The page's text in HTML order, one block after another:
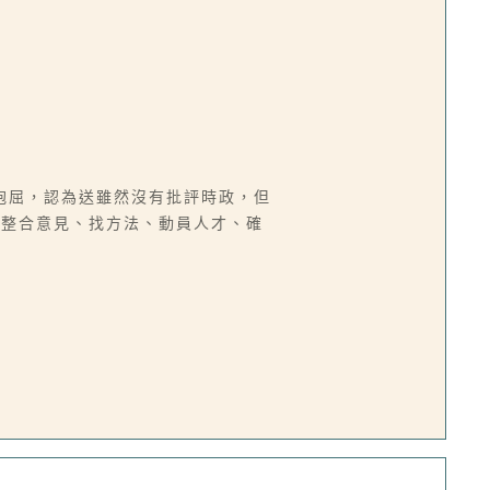
，認為送雖然沒有批評時政，但
合意見、找方法、動員人才、確